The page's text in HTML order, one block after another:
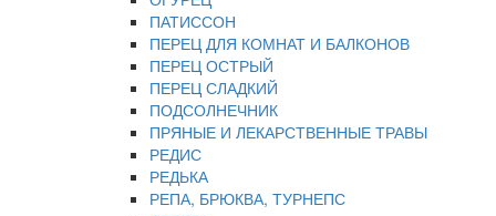
ПАТИССОН
ПЕРЕЦ ДЛЯ КОМНАТ И БАЛКОНОВ
ПЕРЕЦ ОСТРЫЙ
ПЕРЕЦ СЛАДКИЙ
ПОДСОЛНЕЧНИК
ПРЯНЫЕ И ЛЕКАРСТВЕННЫЕ ТРАВЫ
РЕДИС
РЕДЬКА
РЕПА, БРЮКВА, ТУРНЕПС